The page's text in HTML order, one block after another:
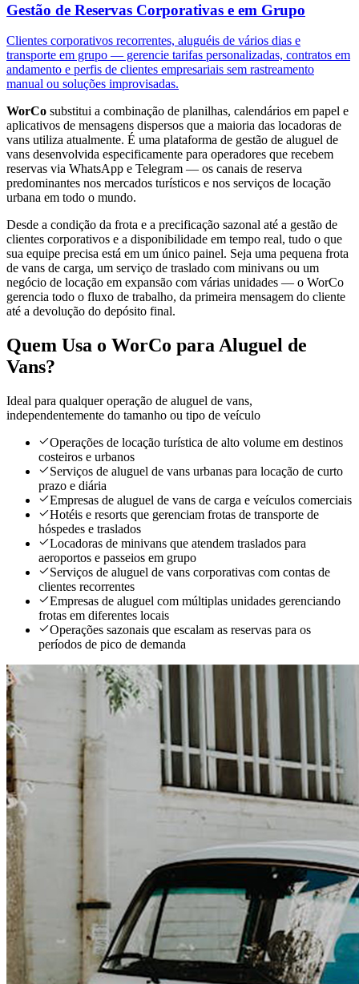
Gestão de Reservas Corporativas e em Grupo
Clientes corporativos recorrentes, aluguéis de vários dias e
transporte em grupo — gerencie tarifas personalizadas, contratos em
andamento e perfis de clientes empresariais sem rastreamento
manual ou soluções improvisadas.
WorCo substitui a combinação de planilhas, calendários em papel e
aplicativos de mensagens dispersos que a maioria das locadoras de
vans utiliza atualmente. É uma plataforma de gestão de aluguel de
vans desenvolvida especificamente para operadores que recebem
reservas via WhatsApp e Telegram — os canais de reserva
predominantes nos mercados turísticos e nos serviços de locação
urbana em todo o mundo.
Desde a condição da frota e a precificação sazonal até a gestão de
clientes corporativos e a disponibilidade em tempo real, tudo o que
sua equipe precisa está em um único painel. Seja uma pequena frota
de vans de carga, um serviço de traslado com minivans ou um
negócio de locação em expansão com várias unidades — o WorCo
gerencia todo o fluxo de trabalho, da primeira mensagem do cliente
até a devolução do depósito final.
Quem Usa o WorCo para Aluguel de
Vans?
Ideal para qualquer operação de aluguel de vans,
independentemente do tamanho ou tipo de veículo
Operações de locação turística de alto volume em destinos
costeiros e urbanos
Serviços de aluguel de vans urbanas para locação de curto
prazo e diária
Empresas de aluguel de vans de carga e veículos comerciais
Hotéis e resorts que gerenciam frotas de transporte de
hóspedes e traslados
Locadoras de minivans que atendem traslados para
aeroportos e passeios em grupo
Serviços de aluguel de vans corporativas com contas de
clientes recorrentes
Empresas de aluguel com múltiplas unidades gerenciando
frotas em diferentes locais
Operações sazonais que escalam as reservas para os
períodos de pico de demanda